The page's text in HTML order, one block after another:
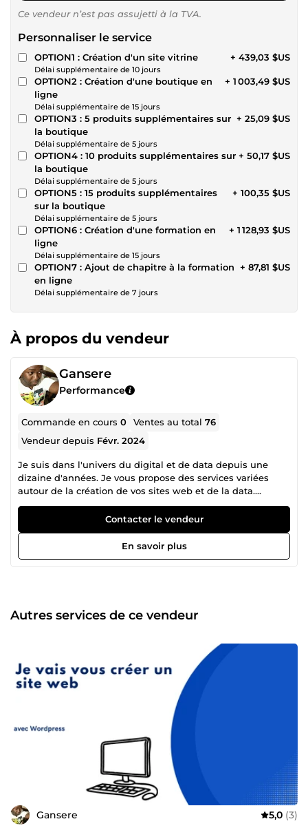
Ce vendeur n’est pas assujetti à la TVA.
Personnaliser le service
OPTION1 : Création d'un site vitrine
Délai supplémentaire de 10 jours
+ 439,03 $US
OPTION2 : Création d'une boutique en
ligne
Délai supplémentaire de 15 jours
+ 1 003,49 $US
OPTION3 : 5 produits supplémentaires sur
la boutique
Délai supplémentaire de 5 jours
+ 25,09 $US
OPTION4 : 10 produits supplémentaires sur
la boutique
Délai supplémentaire de 5 jours
+ 50,17 $US
OPTION5 : 15 produits supplémentaires
sur la boutique
Délai supplémentaire de 5 jours
+ 100,35 $US
OPTION6 : Création d'une formation en
ligne
Délai supplémentaire de 15 jours
+ 1 128,93 $US
OPTION7 : Ajout de chapitre à la formation
en ligne
Délai supplémentaire de 7 jours
+ 87,81 $US
À propos du vendeur
Gansere
Performance
Commande en cours0 Ventes au total76
Vendeur depuis Févr. 2024
Je suis dans l'univers du digital et de data depuis une
dizaine d'années. Je vous propose des services variées
autour de la création de vos sites web et de la data.
Egalement passionné de voyage, je peux vous aider sur ce
Contacter le vendeur
En savoir plus
Autres services de ce vendeur
Gansere 5,0 (3)